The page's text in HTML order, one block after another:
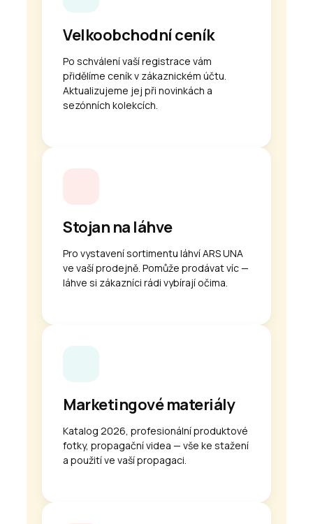
Velkoobchodní ceník
Po schválení vaší registrace vám
přidělíme ceník v zákaznickém účtu.
Aktualizujeme jej při novinkách a
sezónních kolekcích.
Stojan na láhve
Pro vystavení sortimentu láhví ARS UNA
ve vaší prodejně. Pomůže prodávat víc —
láhve si zákazníci rádi vybírají očima.
Marketingové materiály
Katalog 2026, profesionální produktové
fotky, propagační videa — vše ke stažení
a použití ve vaší propagaci.